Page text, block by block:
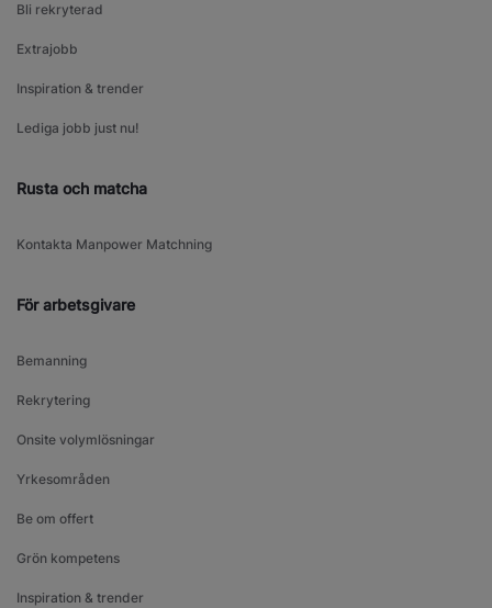
Bli rekryterad
Extrajobb
Inspiration & trender
Lediga jobb just nu!
Rusta och matcha
Kontakta Manpower Matchning
För arbetsgivare
Bemanning
Rekrytering
Onsite volymlösningar
Yrkesområden
Be om offert
Grön kompetens
Inspiration & trender